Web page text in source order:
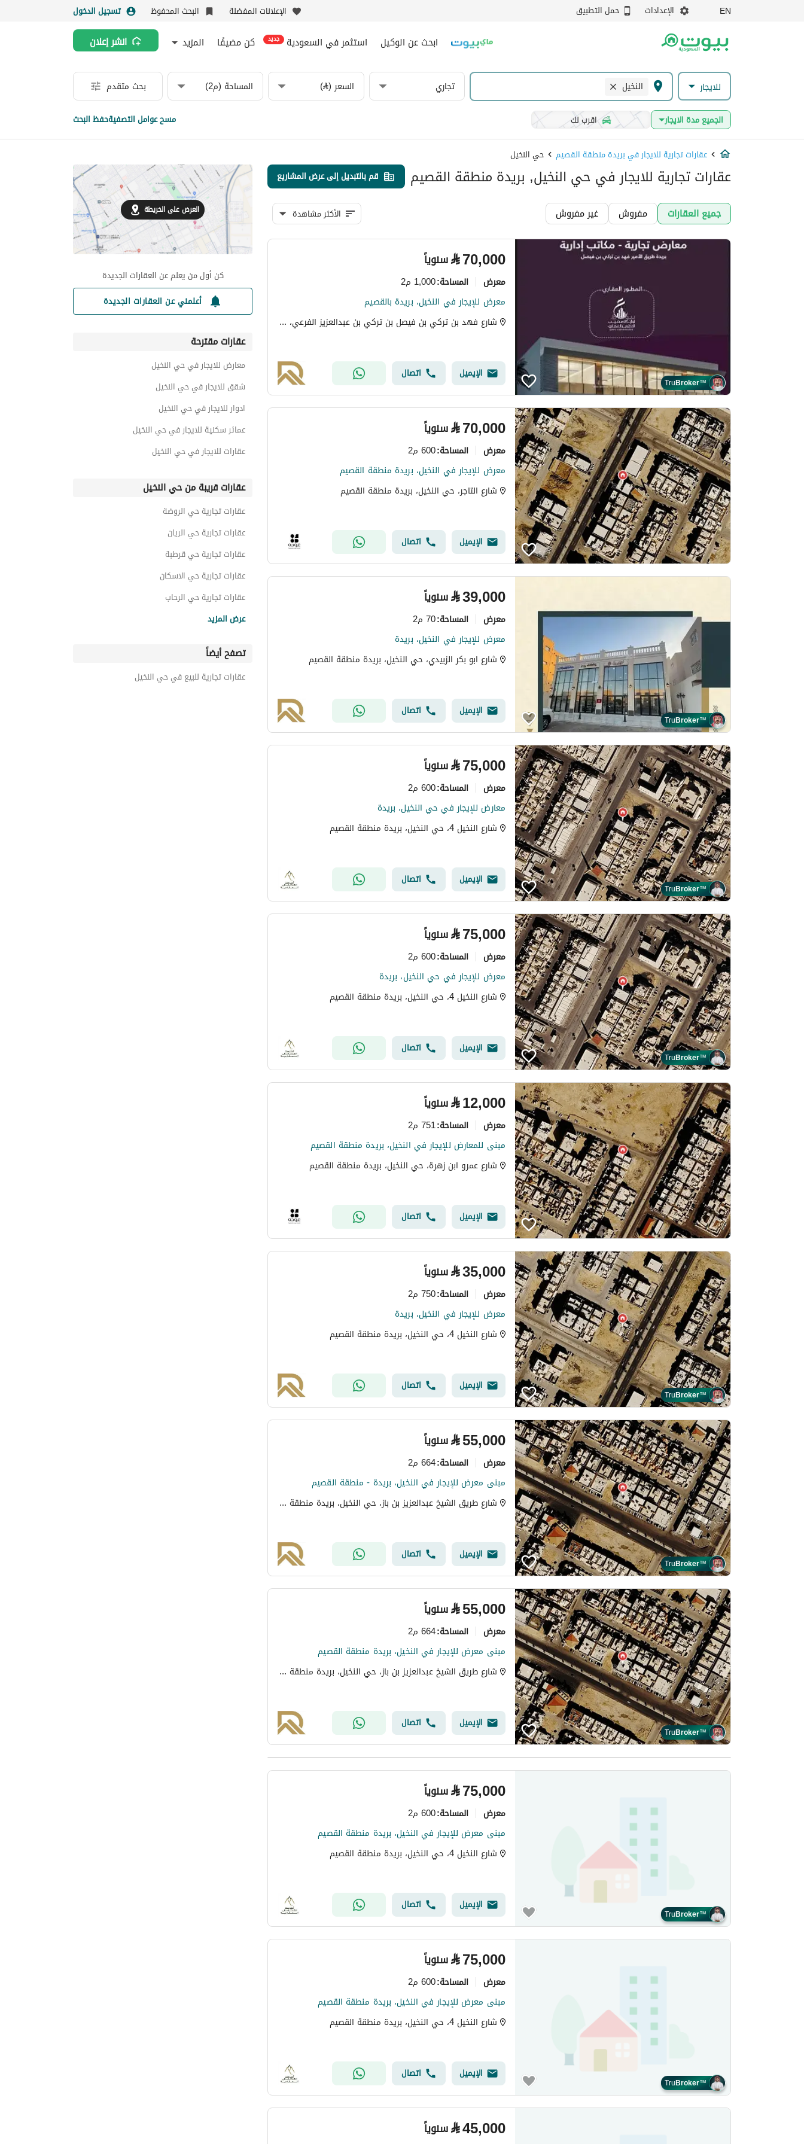
EN الإعدادات حمل التطبيق الإعلانات المفضلة البحث المحفوظ تسجيل الدخول
ابحث عن الوكيل استثمر في السعودية جديد كن مضيفًا المزيد انشر إعلان
للايجار النخيل تجاري السعر (⃁) المساحة (م2) بحث متقدم
الجميع مدة الايجار اقرب لك مسح عوامل التصفيةحفظ البحث
عقارات تجارية للايجار في بريدة منطقة القصيم حي النخيل
عقارات تجارية للايجار في حي النخيل, بريدة منطقة القصيم قم بالتبديل إلى عرض المشاريع
جميع العقارات مفروش غير مفروش الأكثر مشاهدة
TruBroker™
⃁70,000 سنوياً
معرض المساحة:1,000 م2
معرض للإيجار في النخيل، بريدة بالقصيم
شارع فهد بن تركي بن فيصل بن تركي بن عبدالعزيز الفرعي، حي النخيل، بريدة منطقة القصيم
الإيميل اتصال
⃁70,000 سنوياً
معرض المساحة:600 م2
معرض للإيجار في النخيل، بريدة منطقة القصيم
شارع التاجر، حي النخيل، بريدة منطقة القصيم
الإيميل اتصال
TruBroker™
⃁39,000 سنوياً
معرض المساحة:70 م2
معرض للإيجار في النخيل، بريدة
شارع ابو بكر الزبيدي، حي النخيل، بريدة منطقة القصيم
الإيميل اتصال
TruBroker™
⃁75,000 سنوياً
معرض المساحة:600 م2
معارض للإيجار في حي النخيل، بريدة
شارع النخيل 4، حي النخيل، بريدة منطقة القصيم
الإيميل اتصال
TruBroker™
⃁75,000 سنوياً
معرض المساحة:600 م2
معرض للإيجار في حي النخيل، بريدة
شارع النخيل 4، حي النخيل، بريدة منطقة القصيم
الإيميل اتصال
⃁12,000 سنوياً
معرض المساحة:751 م2
مبنى للمعارض للإيجار في النخيل، بريدة منطقة القصيم
شارع عمرو ابن زهرة، حي النخيل، بريدة منطقة القصيم
الإيميل اتصال
TruBroker™
⃁35,000 سنوياً
معرض المساحة:750 م2
معرض للإيجار في النخيل، بريدة
شارع النخيل 4، حي النخيل، بريدة منطقة القصيم
الإيميل اتصال
TruBroker™
⃁55,000 سنوياً
معرض المساحة:664 م2
مبنى معرض للإيجار في النخيل، بريدة - منطقة القصيم
شارع طريق الشيخ عبدالعزيز بن باز، حي النخيل، بريدة منطقة القصيم
الإيميل اتصال
TruBroker™
⃁55,000 سنوياً
معرض المساحة:664 م2
مبنى معرض للإيجار في النخيل، بريدة منطقة القصيم
شارع طريق الشيخ عبدالعزيز بن باز، حي النخيل، بريدة منطقة القصيم
الإيميل اتصال
TruBroker™
⃁75,000 سنوياً
معرض المساحة:600 م2
مبنى معرض للإيجار في النخيل، بريدة منطقة القصيم
شارع النخيل 4، حي النخيل، بريدة منطقة القصيم
الإيميل اتصال
TruBroker™
⃁75,000 سنوياً
معرض المساحة:600 م2
مبنى معرض للإيجار في النخيل، بريدة منطقة القصيم
شارع النخيل 4، حي النخيل، بريدة منطقة القصيم
الإيميل اتصال
⃁45,000 سنوياً
العرض على الخريطة
كن أول من يعلم عن العقارات الجديدة
أعلمني عن العقارات الجديدة
عقارات مقترحة
معارض للايجار في حي النخيل
شقق للايجار في حي النخيل
ادوار للايجار في حي النخيل
عمائر سكنية للايجار في حي النخيل
عقارات للايجار في حي النخيل
عقارات قريبة من حي النخيل
عقارات تجارية حي الروضة
عقارات تجارية حي الريان
عقارات تجارية حي قرطبة
عقارات تجارية حي الاسكان
عقارات تجارية حي الرحاب
عقارات تجارية حي النهضة
عقارات تجارية حي الجزيرة
عرض المزيد
تصفح أيضاً
عقارات تجارية للبيع في حي النخيل